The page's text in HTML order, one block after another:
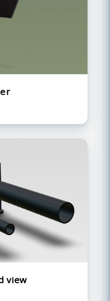
view